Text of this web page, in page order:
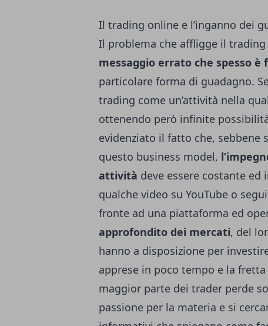
Il trading online e l’inganno dei
Il problema che affligge il
messaggio errato che spesso
particolare forma di guadagno.
trading come un’attività nella
ottenendo però infinite
evidenziato il fatto che,
questo business model,
attività deve essere costante
qualche video su YouTube o
fronte ad una piattaforma ed
approfondito dei mercati, del
hanno a disposizione per
apprese in poco tempo e la
maggior parte dei trader perde
passione per la materia e si